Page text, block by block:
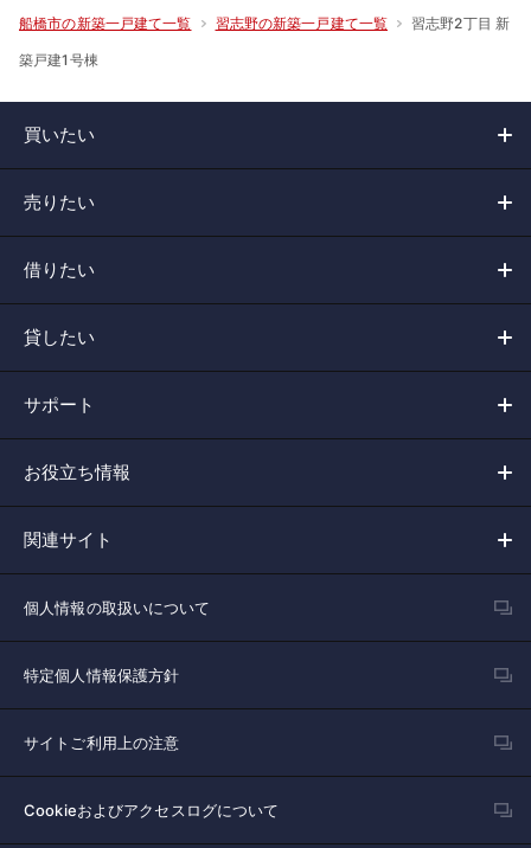
船橋市の新築一戸建て一覧 習志野の新築一戸建て一覧 習志野2丁目 新
築戸建1号棟
買いたい
売りたい
借りたい
貸したい
サポート
お役立ち情報
関連サイト
個人情報の取扱いについて
特定個人情報保護方針
サイトご利用上の注意
Cookieおよびアクセスログについて